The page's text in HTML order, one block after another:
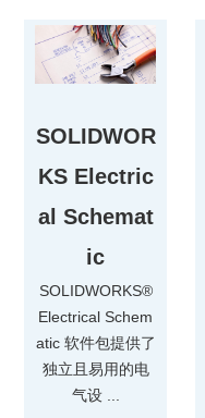
SOLIDWOR
KS Electric
al Schemat
ic
SOLIDWORKS®
Electrical Schem
atic 软件包提供了
独立且易用的电
气设 ...